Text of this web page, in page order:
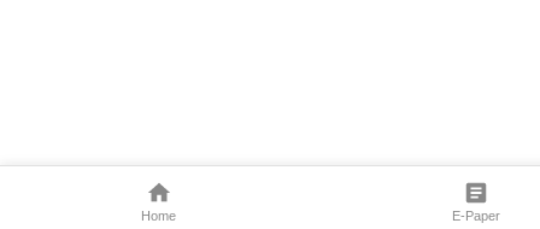
Home E-Paper